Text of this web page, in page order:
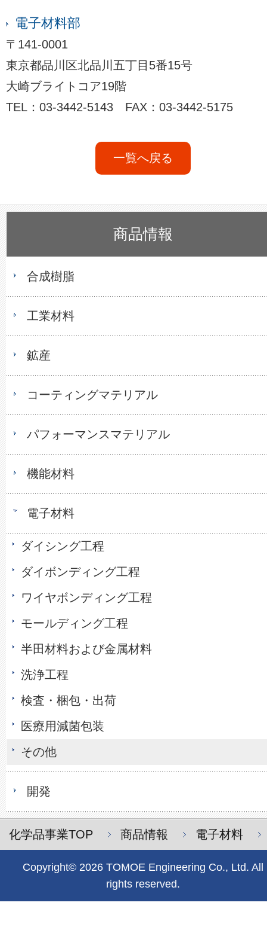
化学品事業TOP 商品情報 電子材料
電子材料部
〒141-0001
東京都品川区北品川五丁目5番15号
大崎ブライトコア19階
TEL：03-3442-5143 FAX：03-3442-5175
一覧へ戻る
商品情報
合成樹脂
工業材料
鉱産
コーティングマテリアル
パフォーマンスマテリアル
機能材料
電子材料
ダイシング工程
ダイボンディング工程
ワイヤボンディング工程
モールディング工程
半田材料および金属材料
洗浄工程
検査・梱包・出荷
医療用減菌包装
その他
開発
Copyright© 2026 TOMOE Engineering Co., Ltd. All
rights reserved.